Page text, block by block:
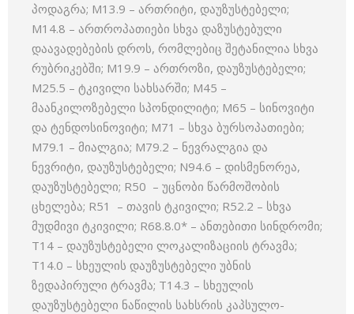
პოდაგრა; M13.9 – ართრიტი, დაუზუსტებელი;
M14.8 – ართროპათიები სხვა დაზუსტებული
დაავადებების დროს, რომლებიც შეტანილია სხვა
რუბრიკებში; M19.9 – ართროზი, დაუზუსტებელი;
M25.5 – ტკივილი სახსარში; M45 –
მაანკილოზებელი სპონდილიტი; M65 – სინოვიტი
და ტენდოსინოვიტი; M71 – სხვა ბურსოპათიები;
M79.1 – მიალგია; M79.2 – ნევრალგია და
ნევრიტი, დაუზუსტებელი; N94.6 – დისმენორეა,
დაუზუსტებელი; R50 – უცნობი წარმოშობის
ცხელება; R51 – თავის ტკივილი; R52.2 – სხვა
მუდმივი ტკივილი; R68.8.0* – ანთებითი სინდრომი;
T14 – დაუზუსტებელი ლოკალიზაციის ტრავმა;
T14.0 – სხეულის დაუზუსტებელი უბნის
ზედაპირული ტრავმა; T14.3 – სხეულის
დაუზუსტებელი ნაწილის სახსრის კაპსულო-